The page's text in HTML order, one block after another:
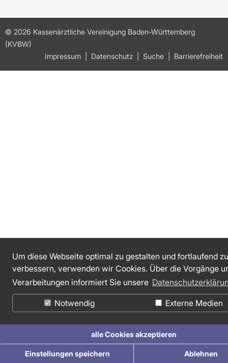
© 2026 Kassenärztliche Vereinigung Baden-Württemberg
(KVBW)
Impressum
Datenschutz Suche Barrierefreiheit
Um diese Webseite optimal zu gestalten und fortlaufend zu
verbessern, verwenden wir Cookies. Über die Vorgänge
Verarbeitungen informiert Sie unsere
Notwendig Externe Medien
alle Cookies akzeptieren
Einstellungen speichern Ablehnen